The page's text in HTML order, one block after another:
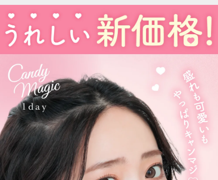
待望の乱視用カラコン candymagic toric（キャンディーマジッ
ク トーリック）も新登場しました。